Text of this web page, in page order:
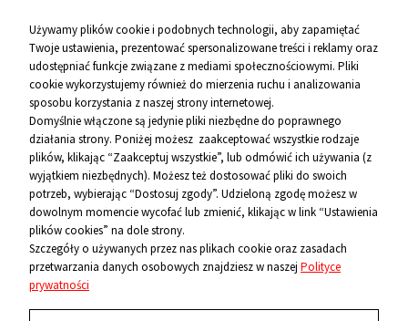
Pomoc
Informacje
O firmie
Kontakt
12 656 10 26
881 500 460
Używamy plików cookie i podobnych technologii, aby zapamiętać
Twoje ustawienia, prezentować spersonalizowane treści i reklamy oraz
udostępniać funkcje związane z mediami społecznościowymi. Pliki
cookie wykorzystujemy również do mierzenia ruchu i analizowania
sposobu korzystania z naszej strony internetowej.
Domyślnie włączone są jedynie pliki niezbędne do poprawnego
działania strony. Poniżej możesz zaakceptować wszystkie rodzaje
plików, klikając “Zaakceptuj wszystkie”, lub odmówić ich używania (z
wyjątkiem niezbędnych). Możesz też dostosować pliki do swoich
potrzeb, wybierając “Dostosuj zgody”. Udzieloną zgodę możesz w
dowolnym momencie wycofać lub zmienić, klikając w link “Ustawienia
plików cookies” na dole strony.
Szczegóły o używanych przez nas plikach cookie oraz zasadach
przetwarzania danych osobowych znajdziesz w naszej Polityce
prywatności